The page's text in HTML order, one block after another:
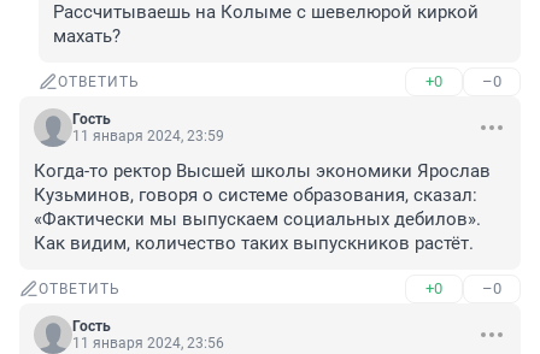
Рассчитываешь на Колыме с шевелюрой киркой
махать?
ОТВЕТИТЬ +0 –0
Гость
11 января 2024, 23:59
Когда-то ректор Высшей школы экономики Ярослав
Кузьминов, говоря о системе образования, сказал:
«Фактически мы выпускаем социальных дебилов».
Как видим, количество таких выпускников растёт.
ОТВЕТИТЬ +0 –0
Гость
11 января 2024, 23:56